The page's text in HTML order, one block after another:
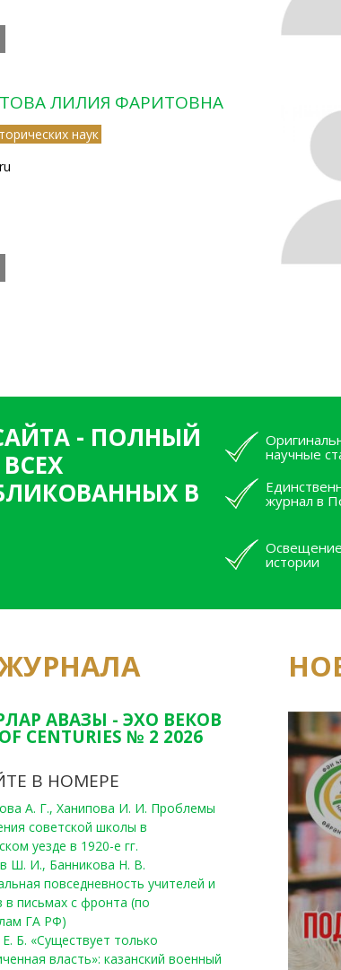
ЛИЛИЯ ФАРИТОВНА
наук
- ПОЛНЫЙ
В
научные
журнал в
истории
АВАЗЫ - ЭХО ВЕКОВ
CENTURIES № 2 2026
В НОМЕРЕ
А. Г., Ханипова И. И. Проблемы
советской школы в
уезде в 1920-е гг.
Ш. И., Банникова Н. В.
повседневность учителей и
в письмах с фронта (по
ГА РФ)
Б. «Существует только
власть»: казанский военный